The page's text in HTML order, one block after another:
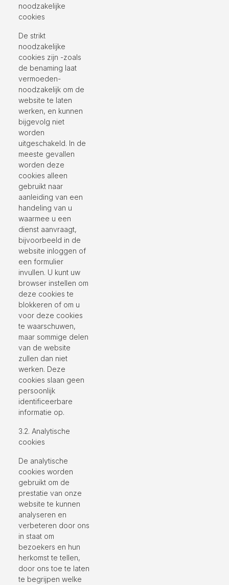
noodzakelijke
cookies
De strikt
noodzakelijke
cookies zijn -zoals
de benaming laat
vermoeden-
noodzakelijk om de
website te laten
werken, en kunnen
bijgevolg niet
worden
uitgeschakeld. In de
meeste gevallen
worden deze
cookies alleen
gebruikt naar
aanleiding van een
handeling van u
waarmee u een
dienst aanvraagt,
bijvoorbeeld in de
website inloggen of
een formulier
invullen. U kunt uw
browser instellen om
deze cookies te
blokkeren of om u
voor deze cookies
te waarschuwen,
maar sommige delen
van de website
zullen dan niet
werken. Deze
cookies slaan geen
persoonlijk
identificeerbare
informatie op.
3.2. Analytische
cookies
De analytische
cookies worden
gebruikt om de
prestatie van onze
website te kunnen
analyseren en
verbeteren door ons
in staat om
bezoekers en hun
herkomst te tellen,
door ons toe te laten
te begrijpen welke